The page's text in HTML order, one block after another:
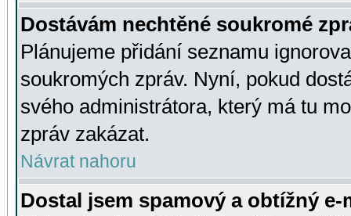
Dostávám nechtěné soukromé
Plánujeme přidání seznamu
soukromých zpráv. Nyní, pokud
svého administrátora, který má tu
zpráv zakázat.
Návrat nahoru
Dostal jsem spamový a obtížný